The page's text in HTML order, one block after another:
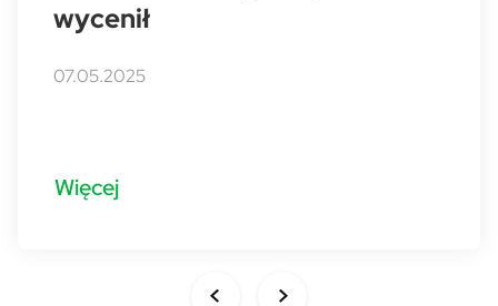
wycenił
07.05.2025
Więcej